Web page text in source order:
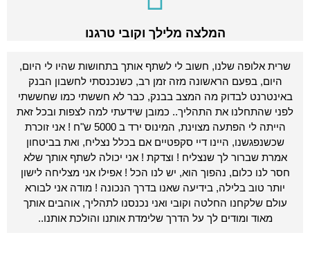
המלצה מלילך וקובי טרגנו
שרית אלופה שלנו, חשוב לי לשתף אותך בתחושות שהיו לי היום,
היום, בפעם הראשונה מזה זמן רב, כשנכנסתי לחשבון הבנק
באינטרנט לבדוק מה המצב בבנק, כבר לא חששתי כמו שחששתי
לפני שהתחלנו את התהליך.. כמובן שידעתי למה לצפות ובכל זאת
הייתה לי הפתעה מצוינת, המינוס ירד ב 5000 ש"ח ! אני זוכרת
שכשנפגשנו, היינו דיי סקפטיים אם בכלל נצליח, ואת בביטחון
אמרת שברור לך שנצליח ! וצדקת ! אני יכולה לשתף אותך שלא
חסר לנו כלום, נהפוך הוא, יש לנו הכל ! אפילו אני מצליחה לישון
יותר טוב בלילה, בידיעה שאנו בדרך הנכונה ! מודה אני לבורא
עולם שלקחנו החלטה וקובי ואני נכנסנו לתהליך, אוהבים אותך
מאוד ומודים לך על הדרך שלימדת אותנו והולכת אותנו..